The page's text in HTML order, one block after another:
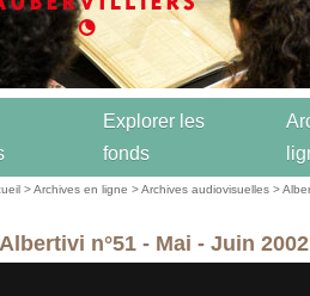
Explorer les
fonds
>Archives en ligne >Archives audiovisuelles >
Albertivi n°51 - Mai - Juin 2002